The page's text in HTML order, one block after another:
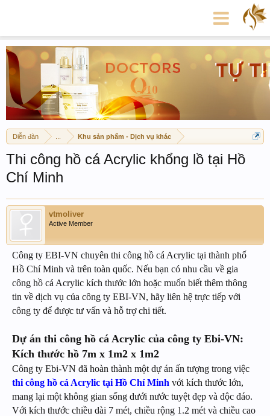
Diễn đàn Khu sản phẩm - Dịch vụ khác
Thi công hồ cá Acrylic khổng lồ tại Hồ
Chí Minh
vtmoliver
Active Member
Công ty EBI-VN chuyên thi công hồ cá Acrylic tại thành phố
Hồ Chí Minh và trên toàn quốc. Nếu bạn có nhu cầu về gia
công hồ cá Acrylic kích thước lớn hoặc muốn biết thêm thông
tin về dịch vụ của công ty EBI-VN, hãy liên hệ trực tiếp với
công ty để được tư vấn và hỗ trợ chi tiết.
Dự án thi công hồ cá Acrylic của công ty Ebi-VN:
Kích thước hồ 7m x 1m2 x 1m2
Công ty Ebi-VN đã hoàn thành một dự án ấn tượng trong việc
thi công hồ cá Acrylic tại Hồ Chí Minh với kích thước lớn,
mang lại một không gian sống dưới nước tuyệt đẹp và độc đáo.
Với kích thước chiều dài 7 mét, chiều rộng 1.2 mét và chiều cao